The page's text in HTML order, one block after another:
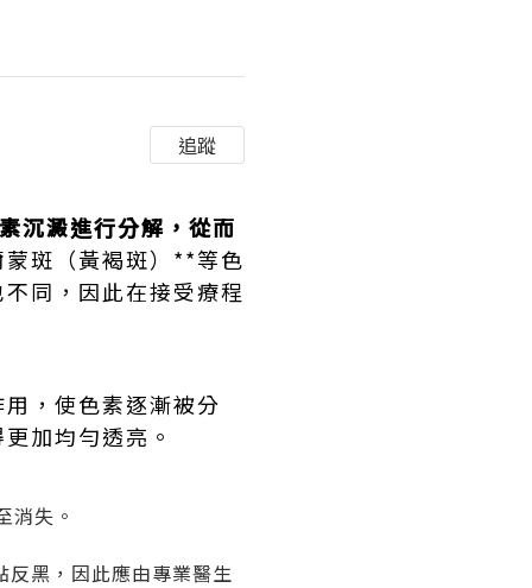
追蹤
沉澱進行分解，從而
斑（黃褐斑）**等色
同，因此在接受療程
，使色素逐漸被分
加均勻透亮。
消失。
黑，因此應由專業醫生